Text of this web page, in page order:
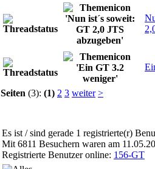
Seiten (3): (1) 2 3 weiter >
Es ist / sind gerade 1 registrierte(r)
Mit 6811 Besuchern waren am
Registrierte Benutzer online: 156-GT